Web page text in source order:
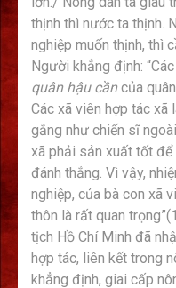
thịnh thì nước ta thịnh.
nghiệp muốn thịnh, thì
Người khẳng định:
quân hậu cầncủa
Các xã viên hợp tác xã
gắng như chiến sĩ
xã phải sản xuất tốt để
đánh thắng. Vì vậy,
nghiệp, của bà con xã
thôn là rất quan
tịch Hồ Chí Minh đã
hợp tác, liên kết trong
khẳng định, giai cấp